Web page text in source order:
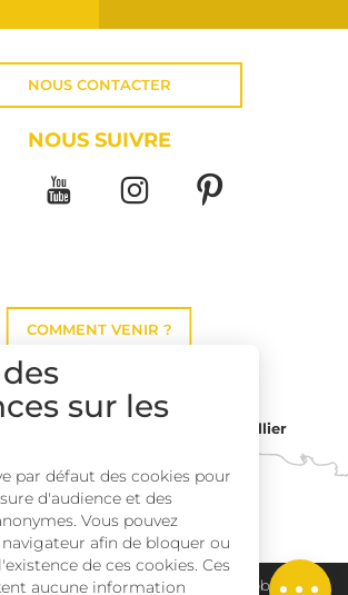
Description
NOUS CONTACTER
NOUS SUIVRE
COMMENT VENIR ?
Montpellier
Perpignan
Pays Haut Languedoc et Vignobles
sur les
par défaut des cookies pour
d'audience et des
Vous pouvez
afin de bloquer ou
de ces cookies. Ces
aucune information